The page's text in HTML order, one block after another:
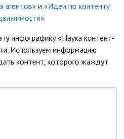
агентов» и «Идеи по контенту
»
инфографику «Наука контент-
Используем информацию
контент, которого жаждут